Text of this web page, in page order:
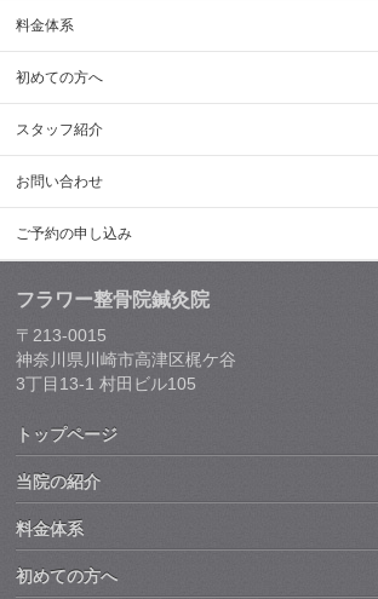
料金体系
初めての方へ
スタッフ紹介
お問い合わせ
ご予約の申し込み
フラワー整骨院鍼灸院
〒213-0015
神奈川県川崎市高津区梶ケ谷
3丁目13-1 村田ビル105
トップページ
当院の紹介
料金体系
初めての方へ